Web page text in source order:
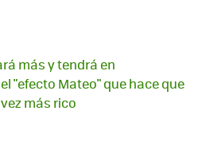
más y tendrá en
"efecto Mateo" que hace que
más rico